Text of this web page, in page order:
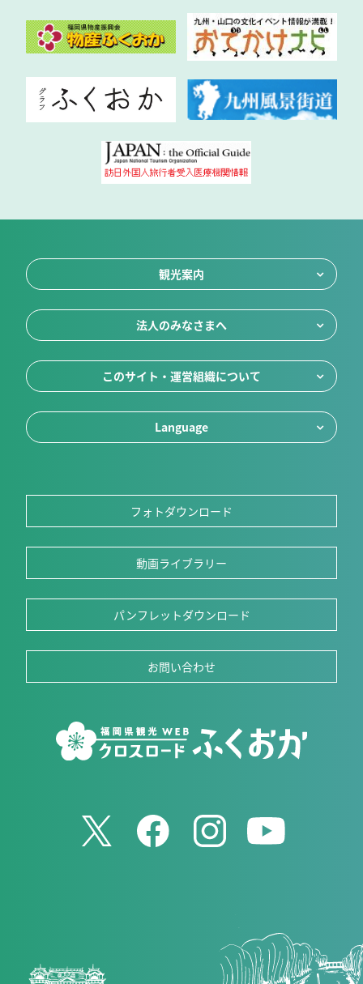
観光案内
法人のみなさまへ
このサイト・運営組織について
Language
フォトダウンロード
動画ライブラリー
パンフレットダウンロード
お問い合わせ